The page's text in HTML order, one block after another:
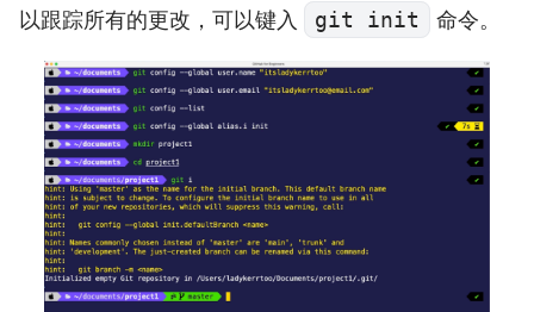
以跟踪所有的更改，可以键入
git init 命令。